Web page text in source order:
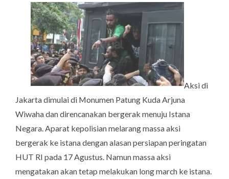
Aksi di
Jakarta dimulai di Monumen Patung Kuda Arjuna
Wiwaha dan direncanakan bergerak menuju Istana
Negara. Aparat kepolisian melarang massa aksi
bergerak ke istana dengan alasan persiapan peringatan
HUT RI pada 17 Agustus. Namun massa aksi
mengatakan akan tetap melakukan long march ke istana.